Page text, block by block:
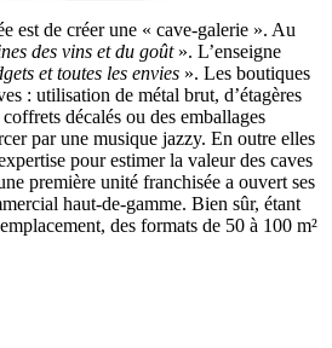
est de créer une « cave-galerie ». Au
des vins et du goût ». L’enseigne
et toutes les envies ». Les boutiques
: utilisation de métal brut, d’étagères
décalés ou des emballages
par une musique jazzy. En outre elles
pour estimer la valeur des caves
première unité franchisée a ouvert ses
haut-de-gamme. Bien sûr, étant
des formats de 50 à 100 m²